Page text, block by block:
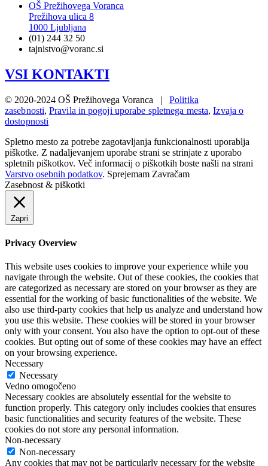
OŠ Prežihovega Voranca
Prežihova ulica 8
1000 Ljubljana
(01) 244 32 50
tajnistvo@voranc.si
VSI KONTAKTI
© 2020-2024 OŠ Prežihovega Voranca | Politika
zasebnosti, Pravila in pogoji uporabe spletnega mesta,Izvaja o
dostopnosti
Spletno mesto za potrebe zagotavljanja funkcionalnosti uporablja
piškotke. Z nadaljevanjem uporabe strani se strinjate z uporabo
spletnih piškotkov. Več informacij o piškotkih boste našli na strani
Varstvo osebnih podatkov. Sprejemam Zavračam
Zasebnost & piškotki
Zapri
Privacy Overview
This website uses cookies to improve your experience while you
navigate through the website. Out of these cookies, the cookies that
are categorized as necessary are stored on your browser as they are
essential for the working of basic functionalities of the website. We
also use third-party cookies that help us analyze and understand how
you use this website. These cookies will be stored in your browser
only with your consent. You also have the option to opt-out of these
cookies. But opting out of some of these cookies may have an effect
on your browsing experience.
Necessary
Necessary
Vedno omogočeno
Necessary cookies are absolutely essential for the website to
function properly. This category only includes cookies that ensures
basic functionalities and security features of the website. These
cookies do not store any personal information.
Non-necessary
Non-necessary
Any cookies that may not be particularly necessary for the website